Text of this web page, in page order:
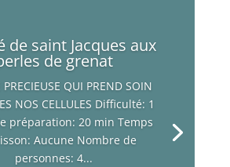
de saint Jacques aux
de grenat
PRECIEUSE QUI PREND SOIN
NOS CELLULES Difficulté: 1
préparation: 20 min Temps
Aucune Nombre de
personnes: 4...